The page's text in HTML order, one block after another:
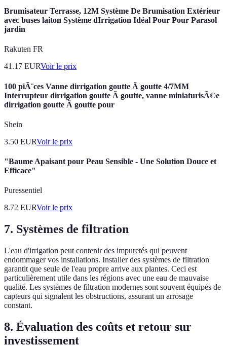
Brumisateur Terrasse, 12M Système De Brumisation Extérieur
avec buses laiton Système dIrrigation Idéal Pour Pour Parasol
jardin
Rakuten FR
41.17 EURVoir le prix
100 piÃ¨ces Vanne dirrigation goutte Ã goutte 4/7MM
Interrupteur dirrigation goutte Ã goutte, vanne miniaturisÃ©e
dirrigation goutte Ã goutte pour
Shein
3.50 EURVoir le prix
"Baume Apaisant pour Peau Sensible - Une Solution Douce et
Efficace"
Puressentiel
8.72 EURVoir le prix
7. Systèmes de filtration
L'eau d'irrigation peut contenir des impuretés qui peuvent
endommager vos installations. Installer des systèmes de filtration
garantit que seule de l'eau propre arrive aux plantes. Ceci est
particulièrement utile dans les régions avec une eau de mauvaise
qualité. Les systèmes de filtration modernes sont souvent équipés de
capteurs qui signalent les obstructions, assurant un arrosage
constant.
8. Évaluation des coûts et retour sur
investissement